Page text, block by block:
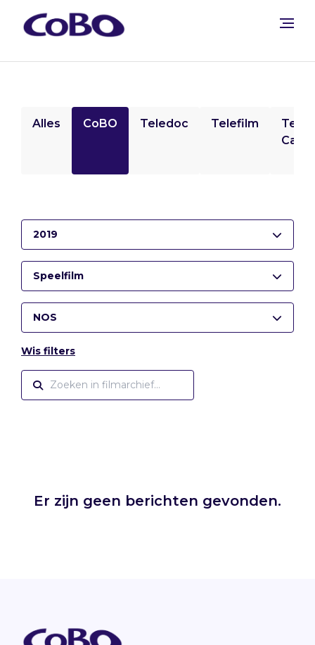
Alles CoBO Teledoc Telefilm
2019
Speelfilm
NOS
Wis filters
Er zijn geen berichten gevonden.